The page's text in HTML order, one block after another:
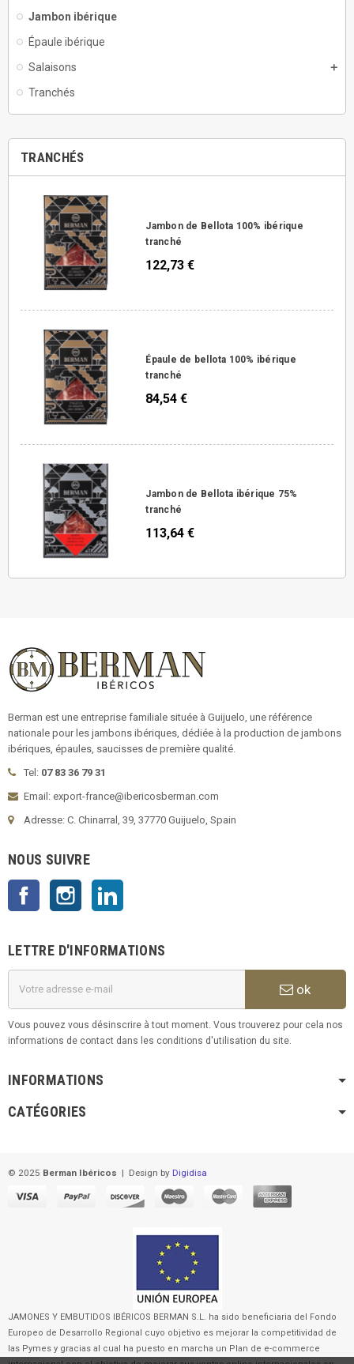
Jambon ibérique
Épaule ibérique
Salaisons
Tranchés
TRANCHÉS
Jambon de Bellota 100% ibérique
tranché
122,73 €
Épaule de bellota 100% ibérique
tranché
84,54 €
Jambon de Bellota ibérique 75%
tranché
113,64 €
Berman est une entreprise familiale située à Guijuelo, une référence
nationale pour les jambons ibériques, dédiée à la production de jambons
ibériques, épaules, saucisses de première qualité.
Tel: 07 83 36 79 31
Email: export-france@ibericosberman.com
Adresse: C. Chinarral, 39, 37770 Guijuelo, Spain
NOUS SUIVRE
Facebook Instagram
LETTRE D'INFORMATIONS
ok
Vous pouvez vous désinscrire à tout moment. Vous trouverez pour cela nos
informations de contact dans les conditions d'utilisation du site.
INFORMATIONS
CATÉGORIES
© 2025 Berman Ibéricos | Design by Digidisa
JAMONES Y EMBUTIDOS IBÉRICOS BERMAN S.L. ha sido beneficiaria del Fondo
Europeo de Desarrollo Regional cuyo objetivo es mejorar la competitividad de
las Pymes y gracias al cual ha puesto en marcha un Plan de e-commerce